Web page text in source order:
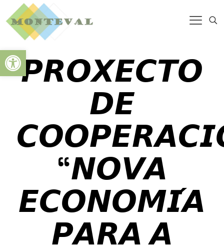
Abrir barra de herramientas
𝙋𝙍𝙊𝙓𝙀𝘾𝙏𝙊
𝘿𝙀
“𝙉𝙊𝙑𝘼
𝙀𝘾𝙊𝙉𝙊𝙈𝙄́𝘼
𝙋𝘼𝙍𝘼 𝘼